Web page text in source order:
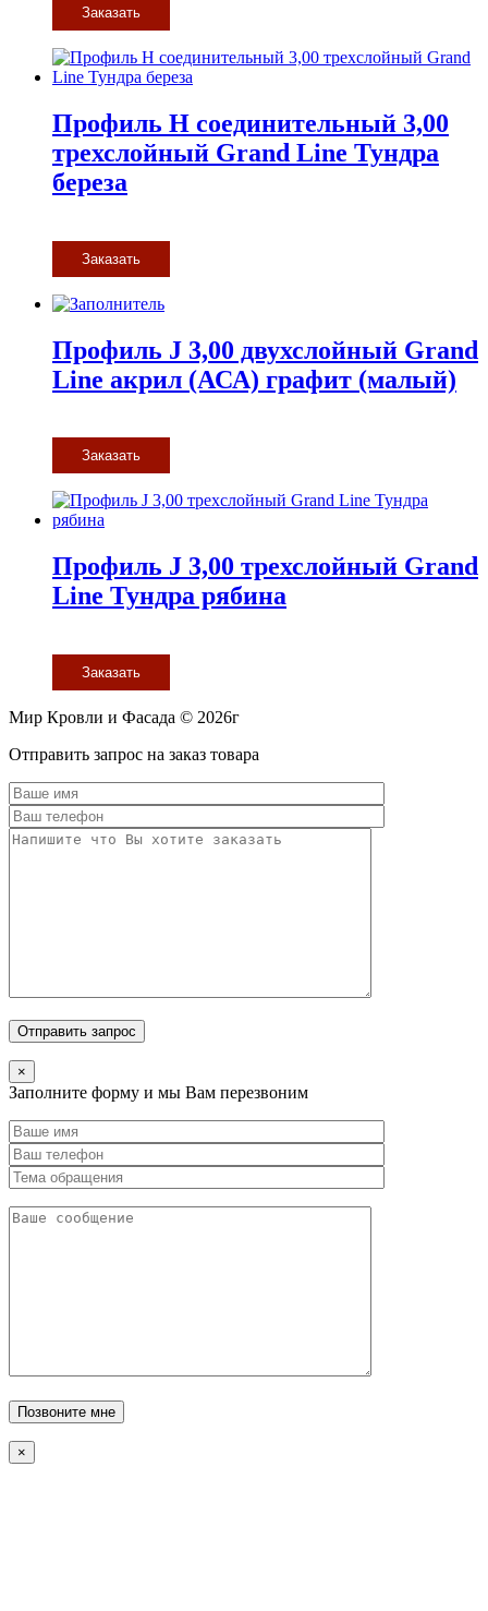
Заказать
Профиль H соединительный 3,00
трехслойный Grand Line Тундра
береза
Заказать
Профиль J 3,00 двухслойный Grand
Line акрил (АСА) графит (малый)
Заказать
Профиль J 3,00 трехслойный Grand
Line Тундра рябина
Заказать
Мир Кровли и Фасада © 2026г
Прокрутить
Отправить запрос на заказ товара
×
Заполните форму и мы Вам перезвоним
×